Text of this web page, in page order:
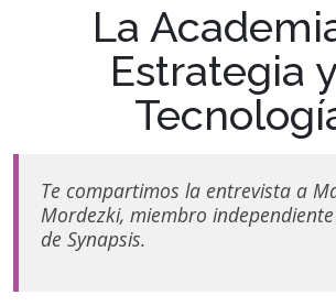
La
Estrategia
Te compartimos la entrevista a
Mordezki, miembro
de Synapsis.